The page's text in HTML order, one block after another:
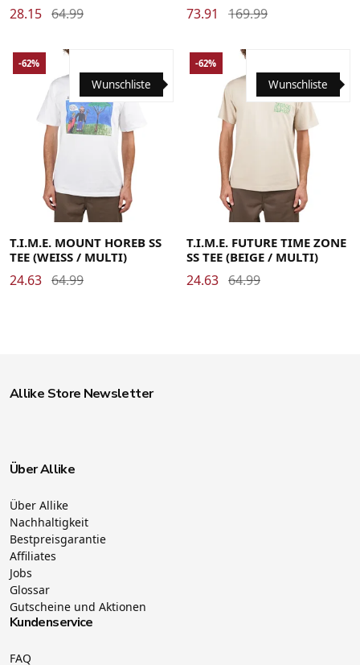
28.15 64.99 73.91 169.99
MediumSmallX-Large
Wunschliste
-62%
T.I.M.E. MOUNT HOREB SS
TEE (WEISS / MULTI)
24.63 64.99
Medium Small
X-Large
Wunschliste
-62%
T.I.M.E. FUTURE TIME ZONE
SS TEE (BEIGE / MULTI)
24.63 64.99
Allike Store Newsletter
Über Allike
Über Allike
Nachhaltigkeit
Bestpreisgarantie
Affiliates
Jobs
Glossar
Gutscheine und Aktionen
Kundenservice
FAQ